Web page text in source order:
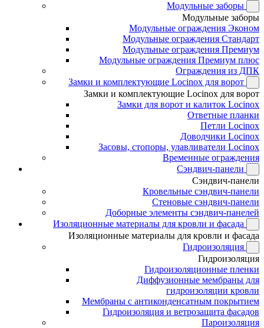
Модульные заборы
Модульные заборы
Модульные ограждения Эконом
Модульные ограждения Стандарт
Модульные ограждения Премиум
Модульные ограждения Премиум плюс
Ограждения из ДПК
Замки и комплектующие Locinox для ворот
Замки и комплектующие Locinox для ворот
Замки для ворот и калиток Locinox
Ответные планки
Петли Locinox
Доводчики Locinox
Засовы, стопоры, улавливатели Locinox
Временные ограждения
Сэндвич-панели
Сэндвич-панели
Кровельные сэндвич-панели
Стеновые сэндвич-панели
Доборные элементы сэндвич-панелей
Изоляционные материалы для кровли и фасада
Изоляционные материалы для кровли и фасада
Гидроизоляция
Гидроизоляция
Гидроизоляционные пленки
Диффузионные мембраны для
гидроизоляции кровли
Мембраны с антиконденсатным покрытием
Гидроизоляция и ветрозащита фасадов
Пароизоляция